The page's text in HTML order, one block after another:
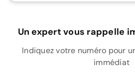
Un expert vous rappelle
Indiquez votre numéro pour
immédiat